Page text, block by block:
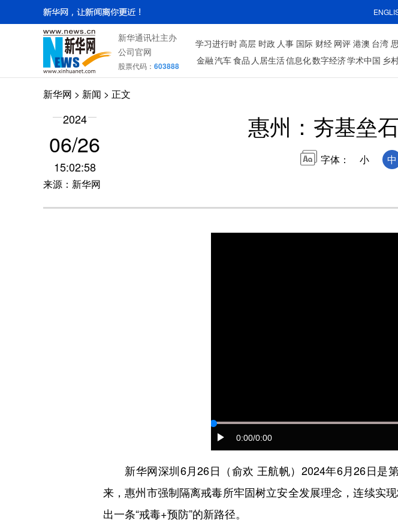
新华通讯社主办
公司官网
股票代码： 603888
学习进行时高层 时政 人事 国际 财经 网评 港澳 台湾
金融汽车食品 人居生活信息化数字经济学术中国 乡
新华网 > 新闻 > 正文
2024
06/26
15:02:58
来源：新华网
惠州：夯基垒
字体： 小 中
0:00/0:00
新华网深圳6月26日（俞欢 王航帆）2024年6月26日是
来，惠州市强制隔离戒毒所牢固树立安全发展理念，连续实
出一条“戒毒+预防”的新路径。